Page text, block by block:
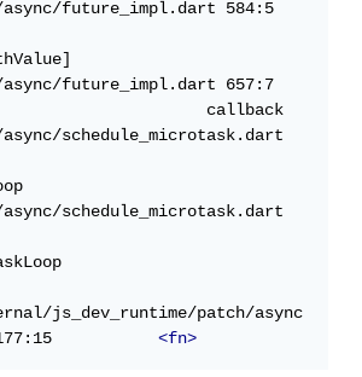
future_impl.dart 584:5
future_impl.dart 657:7
schedule_microtask.dart
schedule_microtask.dart
js_dev_runtime/patch/async
177:15 <fn>